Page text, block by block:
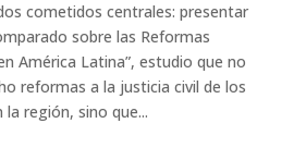
cometidos centrales: presentar
sobre las Reformas
América Latina”, estudio que no
reformas a la justicia civil de los
región, sino que...